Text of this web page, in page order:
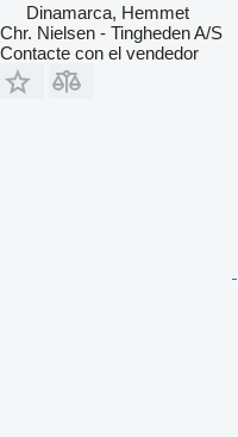
Dinamarca, Hemmet
Chr. Nielsen - Tingheden A/S
Contacte con el vendedor